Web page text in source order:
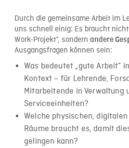
Durch die gemeinsame Arbeit im
uns schnell einig: Es braucht
Work-Projekt“, sondern andere
Ausgangsfragen können sein:
Was bedeutet „gute Arbeit“
Kontext – für Lehrende,
Mitarbeitende in Verwaltung
Serviceeinheiten?
Welche physischen,
Räume braucht es, damit
gelingen kann?